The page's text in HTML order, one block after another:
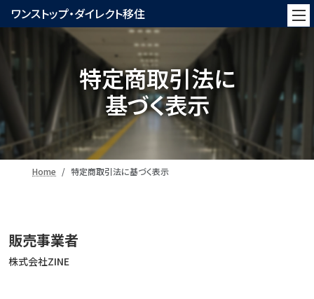
ワンストップ・ダイレクト移住
特定商取引法に
基づく表示
Home 特定商取引法に基づく表示
販売事業者
株式会社ZINE